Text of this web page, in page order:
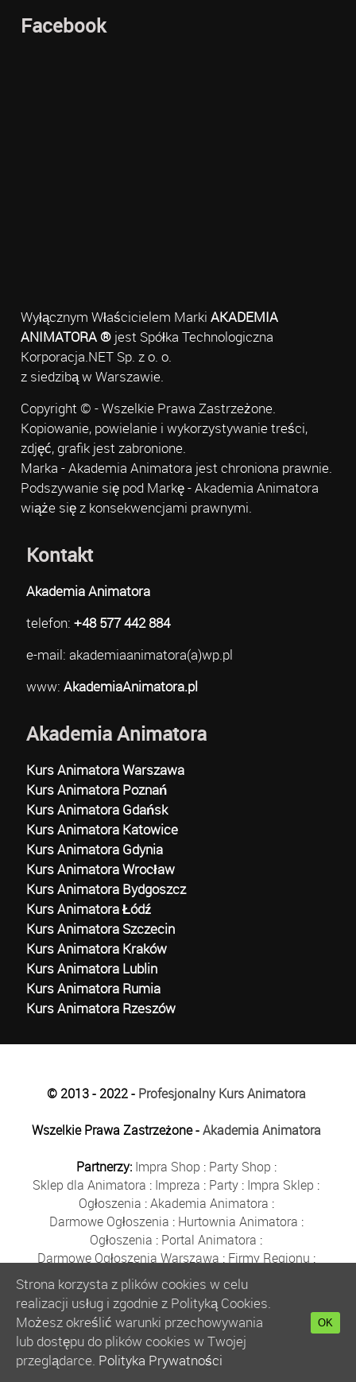
Facebook
Wyłącznym Właścicielem Marki AKADEMIA
ANIMATORA ®jest Spółka Technologiczna
Korporacja.NET Sp. z o. o.
z siedzibą w Warszawie.
Copyright © - Wszelkie Prawa Zastrzeżone.
Kopiowanie, powielanie i wykorzystywanie treści,
zdjęć, grafik jest zabronione.
Marka - Akademia Animatora jest chroniona prawnie.
Podszywanie się pod Markę - Akademia Animatora
wiąże się z konsekwencjami prawnymi.
Kontakt
Akademia Animatora
telefon: +48 577 442 884
e-mail: akademiaanimatora(a)wp.pl
www: AkademiaAnimatora.pl
Akademia Animatora
Kurs Animatora Warszawa
Kurs Animatora Poznań
Kurs Animatora Gdańsk
Kurs Animatora Katowice
Kurs Animatora Gdynia
Kurs Animatora Wrocław
Kurs Animatora Bydgoszcz
Kurs Animatora Łódź
Kurs Animatora Szczecin
Kurs Animatora Kraków
Kurs Animatora Lublin
Kurs Animatora Rumia
Kurs Animatora Rzeszów
© 2013 - 2022 - Profesjonalny Kurs Animatora
Wszelkie Prawa Zastrzeżone -Akademia Animatora
Partnerzy: Impra Shop : Party Shop :
Sklep dla Animatora : Impreza : Party : Impra Sklep :
Ogłoszenia :Akademia Animatora :
Darmowe Ogłoszenia : Hurtownia Animatora :
Ogłoszenia : Portal Animatora :
Darmowe Ogłoszenia Warszawa : Firmy Regionu :
Płyn do Baniek:Solidne Firmy Ogłoszenia
Kurs Animatora:Solidna Firma:Bezpłatne Ogłoszenia
Animator Czasu Wolnego:
Bezpłatne Ogłoszenia Warszawa:sklep animatora:
Bańki Mydlane:Bezpłatne Ogłoszenia
Szkolenie Animatorów:Kurs Animatora
Strona korzysta z plików cookies w celu
realizacji usług i zgodnie z Polityką Cookies.
Możesz określić warunki przechowywania
lub dostępu do plików cookies w Twojej
przeglądarce. Polityka Prywatności
OK